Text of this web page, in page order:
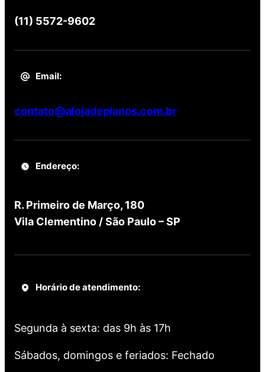
(11) 5572-9602
Email:
contato@alojadepianos.com.br
Endereço:
R. Primeiro de Março, 180
Vila Clementino / São Paulo – SP
Horário de atendimento:
Segunda à sexta: das 9h às 17h
Sábados, domingos e feriados: Fechado